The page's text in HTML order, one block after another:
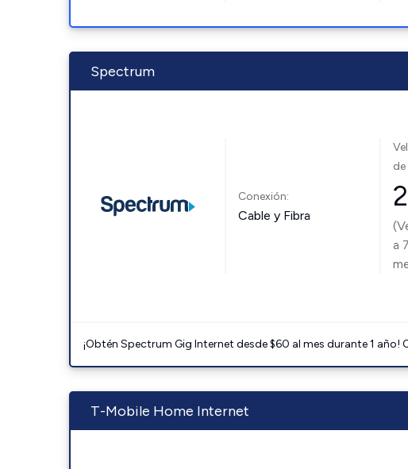
Spectrum
Conexión:
Cable y Fibra
a
¡Obtén Spectrum Gig Internet desde $60 al mes durante 1
T-Mobile Home Internet